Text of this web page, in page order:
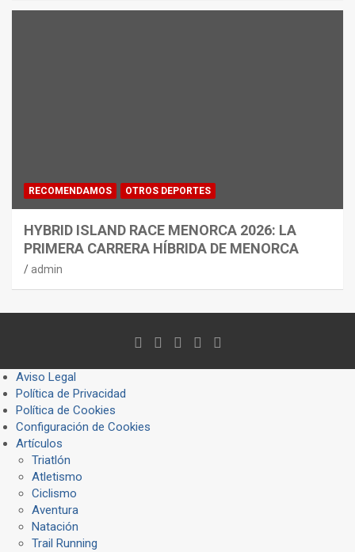
RECOMENDAMOS OTROS DEPORTES
HYBRID ISLAND RACE MENORCA 2026: LA
PRIMERA CARRERA HÍBRIDA DE MENORCA
admin
Aviso Legal
Política de Privacidad
Política de Cookies
Configuración de Cookies
Artículos
Triatlón
Atletismo
Ciclismo
Aventura
Natación
Trail Running